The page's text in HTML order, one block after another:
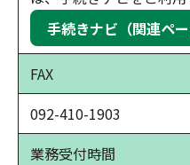
手続きナビ（関連ペー
FAX
092-410-1903
業務受付時間